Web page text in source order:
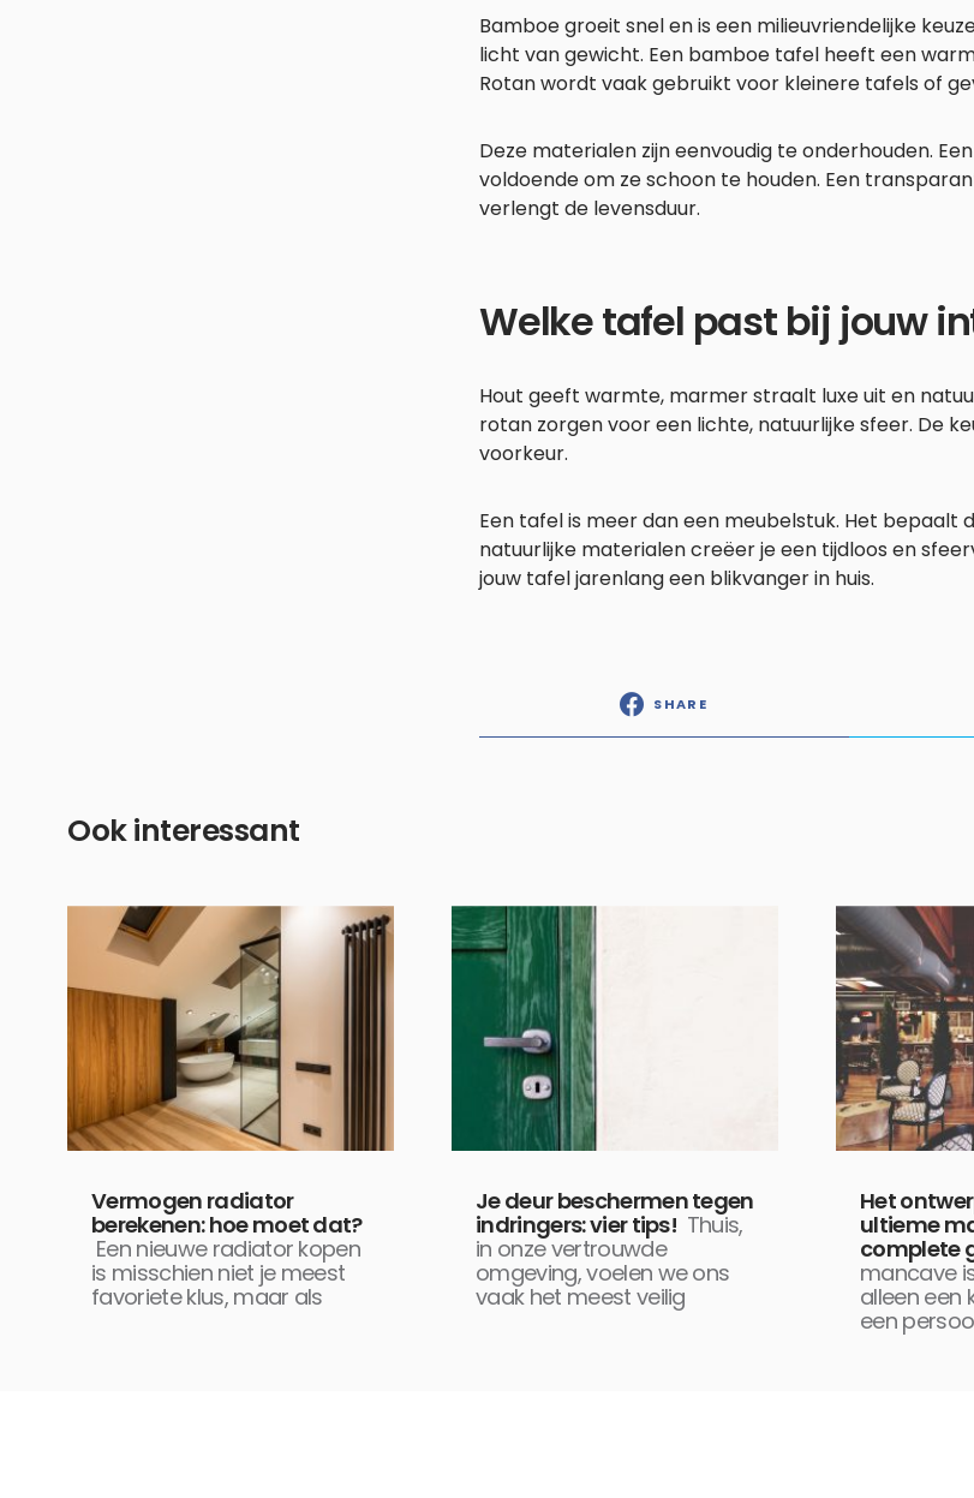
Bamboe groeit snel en is een milieuvriendelijke
licht van gewicht. Een bamboe tafel heeft een
Rotan wordt vaak gebruikt voor kleinere tafels of
Deze materialen zijn eenvoudig te onderhouden.
voldoende om ze schoon te houden. Een
verlengt de levensduur.
Welke tafel past bij jouw
Hout geeft warmte, marmer straalt luxe uit en
rotan zorgen voor een lichte, natuurlijke sfeer. De
voorkeur.
Een tafel is meer dan een meubelstuk. Het bepaalt
natuurlijke materialen creëer je een tijdloos en
jouw tafel jarenlang een blikvanger in huis.
SHARE
Ook interessant
Vermogen radiator
berekenen: hoe moet dat?
Een nieuwe radiator kopen
is misschien niet je meest
favoriete klus, maar als
Je deur beschermen tegen
indringers: vier tips! Thuis,
in onze vertrouwde
omgeving, voelen we ons
vaak het meest veilig
Het
ultieme
complete
mancave
alleen een
een